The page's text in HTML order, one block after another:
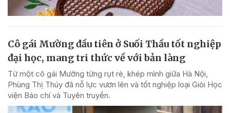
Cô gái Mường đầu tiên ở Suối Thầu tốt nghiệp
đại học, mang tri thức về với bản làng
Từ một cô gái Mường từng rụt rè, khép mình giữa Hà Nội,
Phùng Thị Thúy đã nỗ lực vươn lên và tốt nghiệp loại Giỏi Học
viện Báo chí và Tuyên truyền.